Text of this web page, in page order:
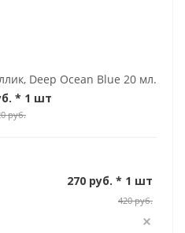
Deep Ocean Blue 20 мл.
* 1 шт
руб.
270 руб. * 1 шт
420 руб.